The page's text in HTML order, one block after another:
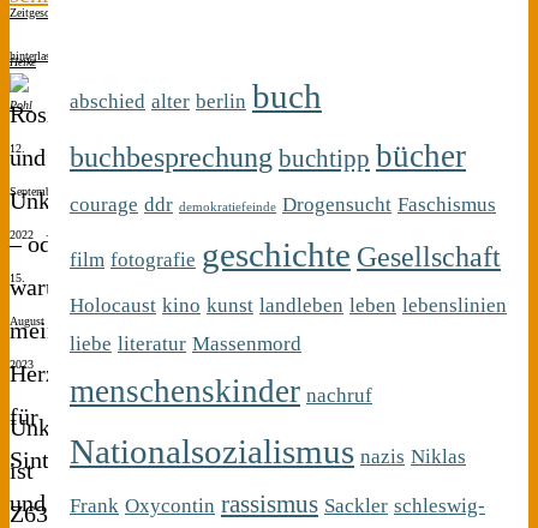
Zeitgeschichte
hinterlassen
Heike
Pohl
12.
September
2022
15.
August
2023
Unku
ist
Z633,
abschied alter berlin buch
buchbesprechung buchtipp bücher
courage ddr demokratiefeinde Drogensucht Faschismus
film fotografie geschichte Gesellschaft
Holocaust kino kunst landleben leben lebenslinien
liebe literatur Massenmord
menschenskinder nachruf
Nationalsozialismus nazis Niklas
Frank Oxycontin rassismus Sackler schleswig-